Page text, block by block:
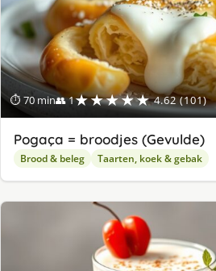
⏱ 70 min👥 1★★★★★ 4.62 (101)
Pogaça = broodjes (Gevulde)
Brood & beleg Taarten, koek & gebak